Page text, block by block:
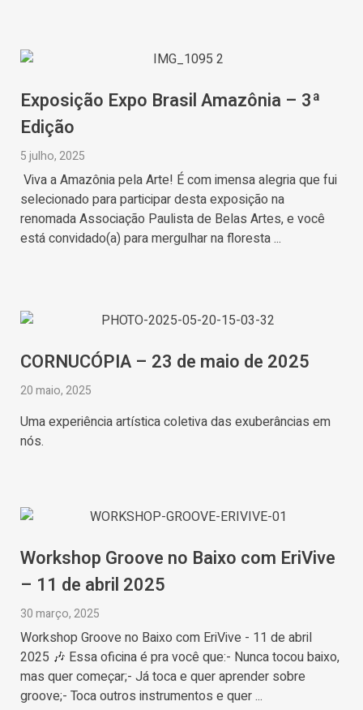
Exposição Expo Brasil Amazônia – 3ª
Edição
5 julho, 2025
Viva a Amazônia pela Arte! É com imensa alegria que fui
selecionado para participar desta exposição na
renomada Associação Paulista de Belas Artes, e você
está convidado(a) para mergulhar na floresta ...
CORNUCÓPIA – 23 de maio de 2025
20 maio, 2025
Uma experiência artística coletiva das exuberâncias em
nós.
Workshop Groove no Baixo com EriVive
– 11 de abril 2025
30 março, 2025
Workshop Groove no Baixo com EriVive - 11 de abril
2025 🎶 Essa oficina é pra você que:- Nunca tocou baixo,
mas quer começar;- Já toca e quer aprender sobre
groove;- Toca outros instrumentos e quer ...